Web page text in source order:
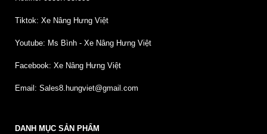
Tiktok: Xe Nâng Hưng Việt
Youtube: Ms Bình - Xe Nâng Hưng Việt
Facebook: Xe Nâng Hưng Việt
Email: Sales8.hungviet@gmail.com
DANH MỤC SẢN PHẨM